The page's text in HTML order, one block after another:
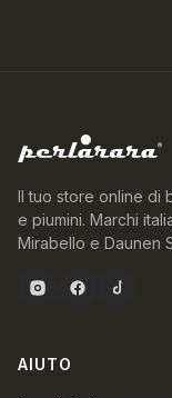
Il tuo store online di
e piumini. Marchi
Mirabello e Daunen
AIUTO